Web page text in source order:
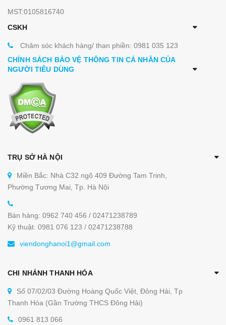
MST:0105816740
CSKH
Chăm sóc khách hàng/ than phiền: 0981 035 123
CHÍNH SÁCH BẢO VỆ THÔNG TIN CÁ NHÂN CỦA
NGƯỜI TIÊU DÙNG
TRỤ SỞ HÀ NỘI
Miền Bắc: Nhà C32 ngõ 409 Đường Tam Trinh,
Phường Tương Mai, Tp. Hà Nội
Bán hàng: 0962 740 456 / 02471238789
Kỹ thuật: 0981 076 123 / 02471238788
viendonghanoi1@gmail.com
CHI NHÁNH THANH HÓA
Số 07/02/03 Đường Hoàng Quốc Việt, Đông Hải, Tp
Thanh Hóa (Gần Trường THCS Đông Hải)
0961 813 066